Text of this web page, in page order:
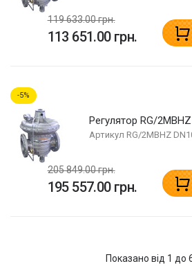
113 651.00 грн.
119 633.00 грн.
5
Регулятор RG/
Артикул RG/2MBHZ
195 557.00 грн.
205 849.00 грн.
Показано від 1 до